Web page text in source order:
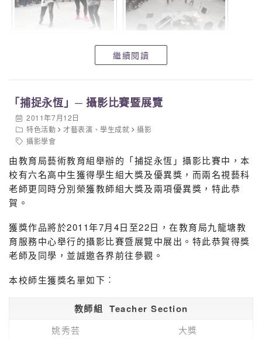
繼續閱讀
「捕捉永恆」─ 攝影比賽暨展覽
2011年7月12日
特色活動
才藝表演 、學生成就
攝影
攝影學會
由教育局藝術教育組舉辦的「捕捉永恆」攝影比賽中，本
校有六名高中生獲得學生組大獎及優異獎，而兩名視藝科
老師更同時分別榮獲教師組大獎及兩項優異獎，特此恭
賀。
獲獎作品將於2011年7月4日至22日，在教育局九龍塘教
育服務中心舉行的攝影比賽暨展覽中展出。特此恭賀得獎
老師及同學，並誠邀各界前往參觀。
本校師生獲獎名單如下︰
教師組 Teacher Section
姚秀芸
大獎